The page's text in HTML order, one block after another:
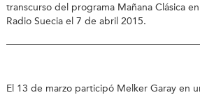
transcurso del programa Mañana Clásica
Radio Suecia el 7 de abril 2015.
El 13 de marzo participó Melker Garay en